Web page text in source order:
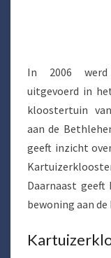
In 2006 werd
uitgevoerd in
kloostertuin
aan de
geeft inzicht
Daarnaast geeft
bewoning aan